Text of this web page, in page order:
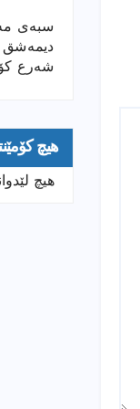
سبەی
دیمەشق
شەرع
هیچ
هیچ